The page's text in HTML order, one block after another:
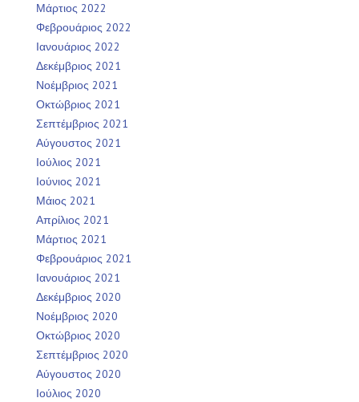
Μάρτιος 2022
Φεβρουάριος 2022
Ιανουάριος 2022
Δεκέμβριος 2021
Νοέμβριος 2021
Οκτώβριος 2021
Σεπτέμβριος 2021
Αύγουστος 2021
Ιούλιος 2021
Ιούνιος 2021
Μάιος 2021
Απρίλιος 2021
Μάρτιος 2021
Φεβρουάριος 2021
Ιανουάριος 2021
Δεκέμβριος 2020
Νοέμβριος 2020
Οκτώβριος 2020
Σεπτέμβριος 2020
Αύγουστος 2020
Ιούλιος 2020